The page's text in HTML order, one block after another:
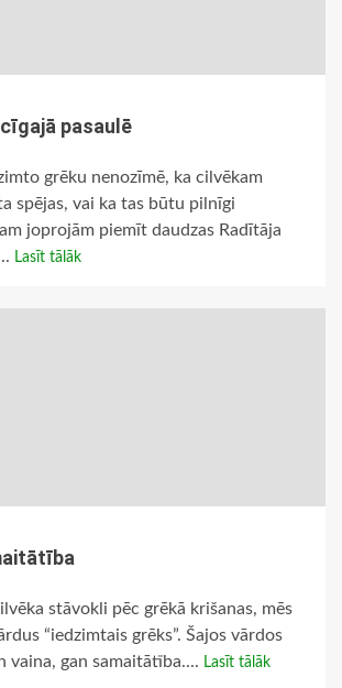
pasaulē
grēku nenozīmē, ka cilvēkam
spējas, vai ka tas būtu pilnīgi
joprojām piemīt daudzas Radītāja
Lasīt tālāk
stāvokli pēc grēkā krišanas, mēs
“iedzimtais grēks”. Šajos vārdos
vaina, gan samaitātība.... Lasīt tālāk